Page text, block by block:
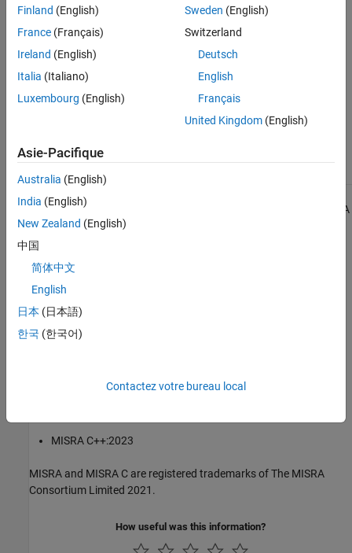
Version History
Introduced in R2013b
See Also
Check MISRA C++:2008 (-misra-cpp)
Check for and Review Coding Standard Violations
1All MISRA coding rules and directives are © Copyright The MISRA
Consortium Limited 2021.
The MISRA coding standards referenced in the
Finder™documentation are from the following MISRA standards:
MISRA C:2004
MISRA C:2012
MISRA C++:2023
MISRA and MISRA C are registered trademarks of The MISRA
Consortium Limited 2021.
How useful was this information?
Finland (English)
France (Français)
Ireland (English)
Italia (Italiano)
Luxembourg (English)
Sweden (English)
Switzerland
Deutsch
English
Français
United Kingdom(English)
Asie-Pacifique
Australia (English)
India (English)
New Zealand (English)
中国
简体中文
English
日本 (日本語)
한국 (한국어)
Contactez votre bureau local